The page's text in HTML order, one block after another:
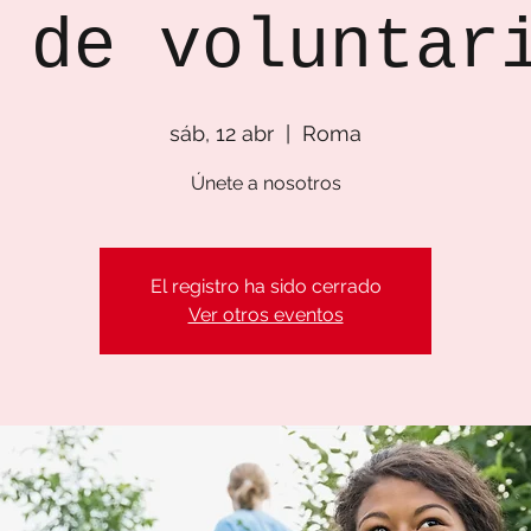
de
sáb, 12 abr Roma
Únete a nosotros
El registro ha sido cerrado
Ver otros eventos